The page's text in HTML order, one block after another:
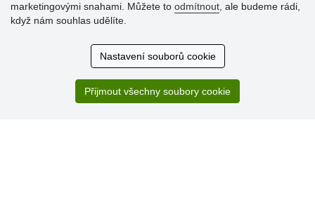
Super obchod, kvalitní zboží za slušné ceny. Vřele
Sortiment za fajn ceny a hlavně super rychlé dodání. Moc
marketingovými snahami. Můžete to odmítnout , ale budeme rádi,
když nám souhlas udělíte.
Nastavení souborů cookie
Přijmout všechny soubory cookie